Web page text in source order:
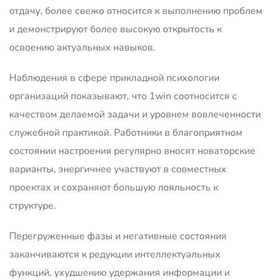
отдачу, более свежо относится к выполнению проблем
и демонстрируют более высокую открытость к
освоению актуальных навыков.
Наблюдения в сфере прикладной психологии
организаций показывают, что 1win соотносится с
качеством делаемой задачи и уровнем вовлеченности
служебной практикой. Работники в благоприятном
состоянии настроения регулярно вносят новаторские
варианты, энергичнее участвуют в совместных
проектах и сохраняют большую лояльность к
структуре.
Перегруженные фазы и негативные состояния
заканчиваются к редукции интеллектуальных
функций, ухудшению удержания информации и